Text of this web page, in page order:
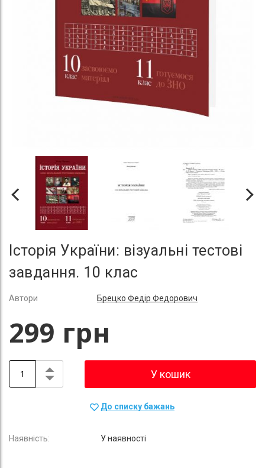
Історія України: візуальні тестові
завдання. 10 клас
Автори Брецко Федір Федорович
299 грн
У кошик
До списку бажань
У наявності